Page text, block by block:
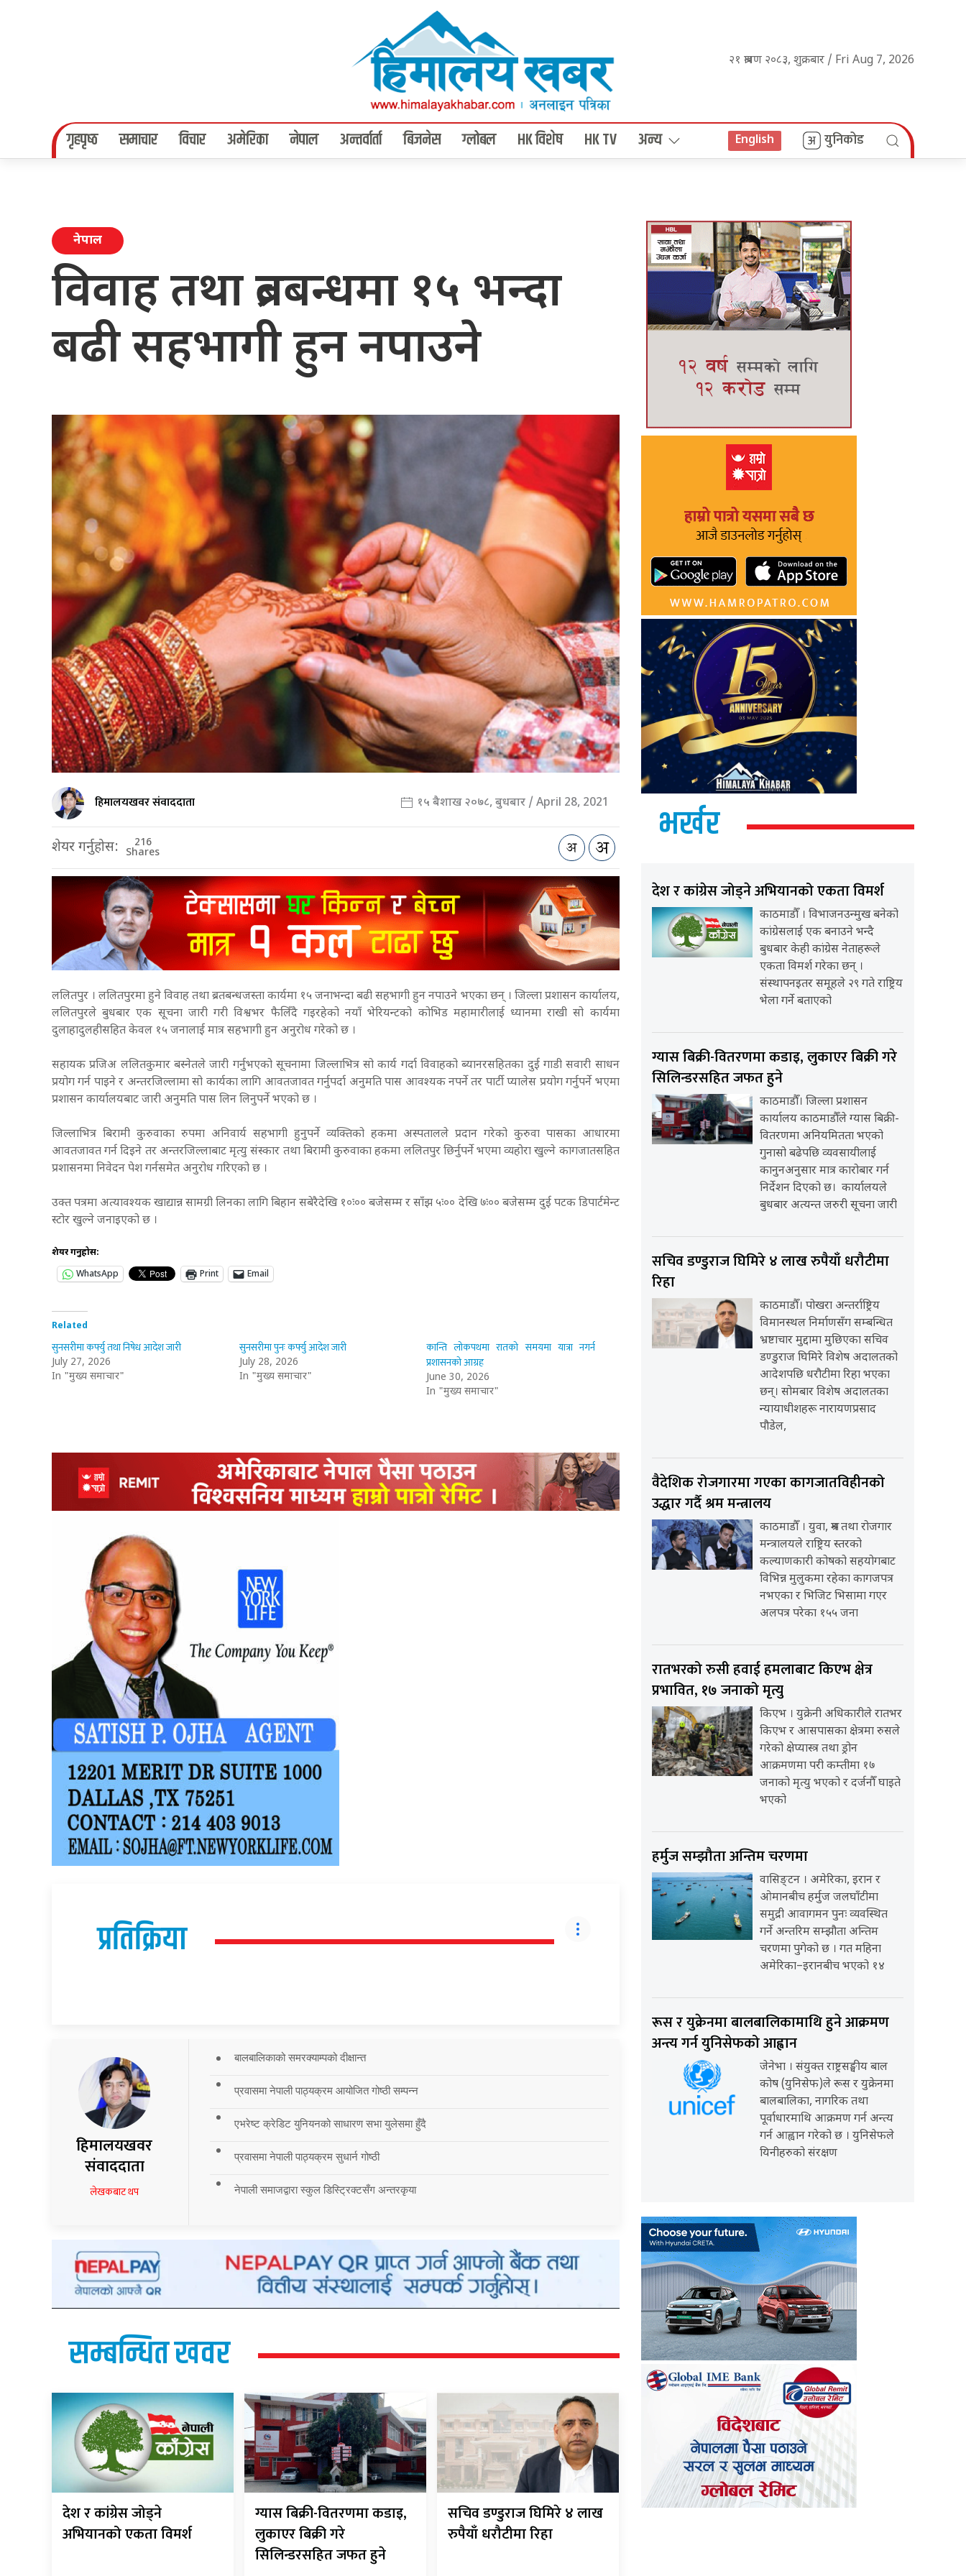
२१ श्रावण २०८३, शुक्रबार / Fri Aug 7, 2026
गृहपृष्‍ठ समाचार विचार अमेरिका नेपाल अन्तर्वार्ता बिजनेस ग्लोबल HK विशेष HK TV अन्य English युनिकोड
नेपाल
विवाह तथा ब्रतबन्धमा १५ भन्दा
बढी सहभागी हुन नपाउने
हिमालयखवर संवाददाता १५ बैशाख २०७८, बुधबार / April 28, 2021
शेयर गर्नुहोस: 216
Shares
ललितपुर । ललितपुरमा हुने विवाह तथा ब्रतबन्धजस्ता कार्यमा १५ जनाभन्दा बढी सहभागी हुन नपाउने भएका छन् । जिल्ला प्रशासन कार्यालय,
ललितपुरले बुधबार एक सूचना जारी गरी विश्वभर फैलिँदै गइरहेको नयाँ भेरियन्टको कोभिड महामारीलाई ध्यानमा राखी सो कार्यमा
दुलाहादुलहीसहित केवल १५ जनालाई मात्र सहभागी हुन अनुरोध गरेको छ ।
सहायक प्रजिअ ललितकुमार बस्नेतले जारी गर्नुभएको सूचनामा जिल्लाभित्र सो कार्य गर्दा विवाहको ब्यानरसहितका दुई गाडी सवारी साधन
प्रयोग गर्न पाइने र अन्तरजिल्लामा सो कार्यका लागि आवतजावत गर्नुपर्दा अनुमति पास आवश्यक नपर्ने तर पार्टी प्यालेस प्रयोग गर्नुपर्ने भएमा
प्रशासन कार्यालयबाट जारी अनुमति पास लिन लिनुपर्ने भएको छ ।
जिल्लाभित्र बिरामी कुरुवाका रुपमा अनिवार्य सहभागी हुनुपर्ने व्यक्तिको हकमा अस्पतालले प्रदान गरेको कुरुवा पासका आधारमा
आवतजावत गर्न दिइने तर अन्तरजिल्लाबाट मृत्यु संस्कार तथा बिरामी कुरुवाका हकमा ललितपुर छिर्नुपर्ने भएमा व्यहोरा खुल्ने कागजातसहित
प्रशासनमा निवेदन पेश गर्नसमेत अनुरोध गरिएको छ ।
उक्त पत्रमा अत्यावश्यक खाद्यान्न सामग्री लिनका लागि बिहान सबेरैदेखि १०ः०० बजेसम्म र साँझ ५ः०० देखि ७ः०० बजेसम्म दुई पटक डिपार्टमेन्ट
स्टोर खुल्ने जनाइएको छ ।
शेयर गर्नुहोस:
WhatsApp
Print Email
Related
सुनसरीमा कर्फ्यु तथा निषेध आदेश जारी
July 27, 2026
In "मुख्य समाचार"
सुनसरीमा पुनः कर्फ्यु आदेश जारी
July 28, 2026
In "मुख्य समाचार"
कान्ति लोकपथमा रातको समयमा यात्रा नगर्न
प्रशासनको आग्रह
June 30, 2026
In "मुख्य समाचार"
प्रतिक्रिया
हिमालयखवर
संवाददाता
लेखकबाट थप
बालबालिकाको समरक्याम्पको दीक्षान्त
प्रवासमा नेपाली पाठ्यक्रम आयोजित गोष्ठी सम्पन्न
एभरेष्ट क्रेडिट युनियनको साधारण सभा युलेसमा हुँदै
प्रवासमा नेपाली पाठ्यक्रम सुधार्न गोष्ठी
नेपाली समाजद्वारा स्कुल डिस्ट्रिक्टसँग अन्तरकृया
सम्बन्धित खवर
देश र कांग्रेस जोड्ने
अभियानको एकता विमर्श
ग्यास बिक्री-वितरणमा कडाइ,
लुकाएर बिक्री गरे
सिलिन्डरसहित जफत हुने
सचिव डण्डुराज घिमिरे ४ लाख
रुपैयाँ धरौटीमा रिहा
भर्खर
देश र कांग्रेस जोड्ने अभियानको एकता विमर्श
काठमाडौँ । विभाजनउन्मुख बनेको
कांग्रेसलाई एक बनाउने भन्दै
बुधबार केही कांग्रेस नेताहरूले
एकता विमर्श गरेका छन् ।
संस्थापनइतर समूहले २९ गते राष्ट्रिय
भेला गर्ने बताएको
ग्यास बिक्री-वितरणमा कडाइ, लुकाएर बिक्री गरे
सिलिन्डरसहित जफत हुने
काठमाडौँ। जिल्ला प्रशासन
कार्यालय काठमाडौँले ग्यास बिक्री-
वितरणमा अनियमितता भएको
गुनासो बढेपछि व्यवसायीलाई
कानुनअनुसार मात्र कारोबार गर्न
निर्देशन दिएको छ। कार्यालयले
बुधबार अत्यन्त जरुरी सूचना जारी
सचिव डण्डुराज घिमिरे ४ लाख रुपैयाँ धरौटीमा
रिहा
काठमाडौँ। पोखरा अन्तर्राष्ट्रिय
विमानस्थल निर्माणसँग सम्बन्धित
भ्रष्टाचार मुद्दामा मुछिएका सचिव
डण्डुराज घिमिरे विशेष अदालतको
आदेशपछि धरौटीमा रिहा भएका
छन्। सोमबार विशेष अदालतका
न्यायाधीशहरू नारायणप्रसाद
पौडेल,
वैदेशिक रोजगारमा गएका कागजातविहीनको
उद्धार गर्दै श्रम मन्त्रालय
काठमाडौँ । युवा, श्रम तथा रोजगार
मन्त्रालयले राष्ट्रिय स्तरको
कल्याणकारी कोषको सहयोगबाट
विभिन्न मुलुकमा रहेका कागजपत्र
नभएका र भिजिट भिसामा गएर
अलपत्र परेका १५५ जना
रातभरको रुसी हवाई हमलाबाट किएभ क्षेत्र
प्रभावित, १७ जनाको मृत्यु
किएभ । युक्रेनी अधिकारीले रातभर
किएभ र आसपासका क्षेत्रमा रुसले
गरेको क्षेप्यास्त्र तथा ड्रोन
आक्रमणमा परी कम्तीमा १७
जनाको मृत्यु भएको र दर्जनौँ घाइते
भएको
हर्मुज सम्झौता अन्तिम चरणमा
वासिङ्टन । अमेरिका, इरान र
ओमानबीच हर्मुज जलघाँटीमा
समुद्री आवागमन पुनः व्यवस्थित
गर्ने अन्तरिम सम्झौता अन्तिम
चरणमा पुगेको छ । गत महिना
अमेरिका–इरानबीच भएको १४
रूस र युक्रेनमा बालबालिकामाथि हुने आक्रमण
अन्त्य गर्न युनिसेफको आह्वान
जेनेभा । संयुक्त राष्ट्रसङ्घीय बाल
कोष (युनिसेफ)ले रूस र युक्रेनमा
बालबालिका, नागरिक तथा
पूर्वाधारमाथि आक्रमण गर्न अन्त्य
गर्न आह्वान गरेको छ । युनिसेफले
यिनीहरुको संरक्षण